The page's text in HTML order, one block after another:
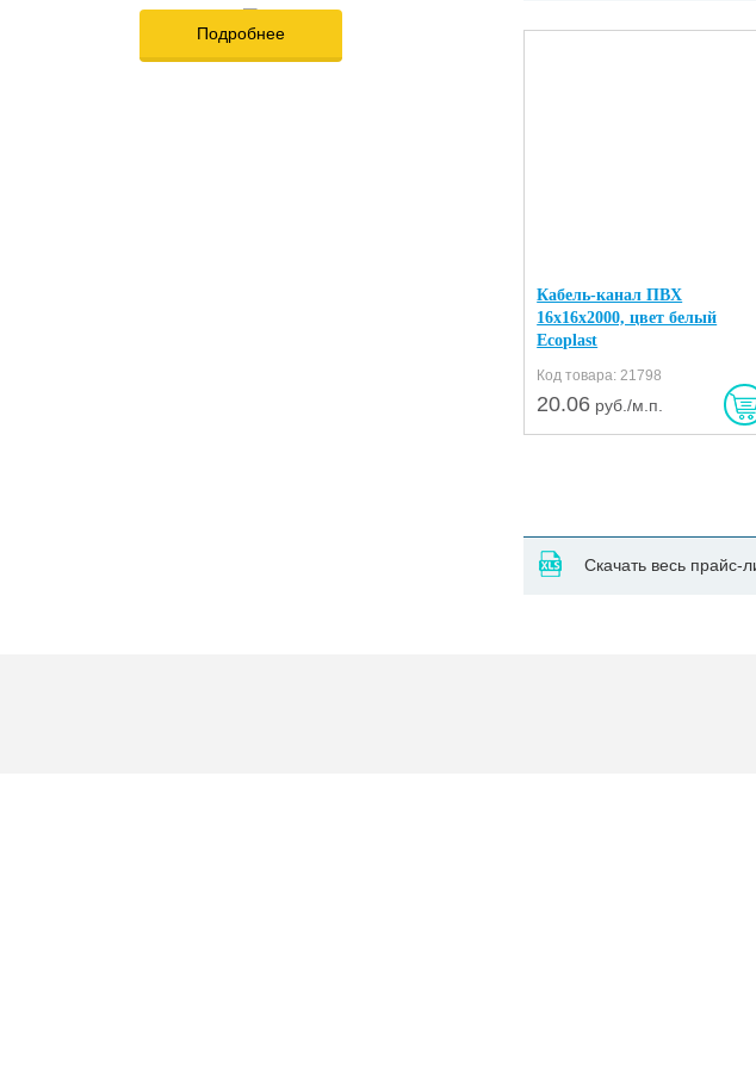
Подробнее
Кабель-канал ПВХ
16х16х2000, цвет белый
Ecoplast
Код товара: 21798
20.06 руб./м.п.
Скачать весь прайс-